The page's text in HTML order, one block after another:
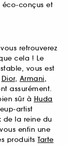
éco-conçus et
retrouverez
cela ! Le
vous est
Dior, Armani,
assurément.
sûr à Huda
artist
la reine du
enfin une
produits Tarte